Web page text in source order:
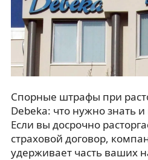
Спорные штрафы при
Debeka: что нужно знать
Если вы досрочно
страховой договор,
удерживает часть ваших